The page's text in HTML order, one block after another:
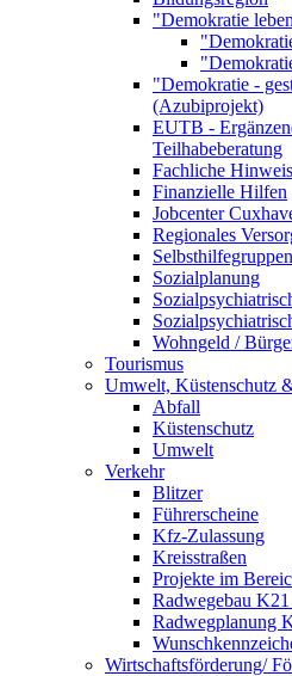
"Demokratie
"Demokratie -
(Azubiprojekt)
EUTB -
Teilhabeberatung
Fachliche
Finanzielle Hilfen
Jobcenter
Regionales
Selbsthilfegruppen
Sozialplanung
Wohngeld /
Tourismus
Umwelt, Küstenschutz
Abfall
Küstenschutz
Umwelt
Verkehr
Blitzer
Führerscheine
Kfz-Zulassung
Kreisstraßen
Projekte im
Radwegebau
Radwegplanung
Wirtschaftsförderung/